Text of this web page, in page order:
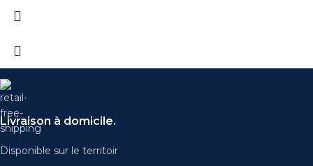
Livraison à domicile.
Disponible sur le territoir